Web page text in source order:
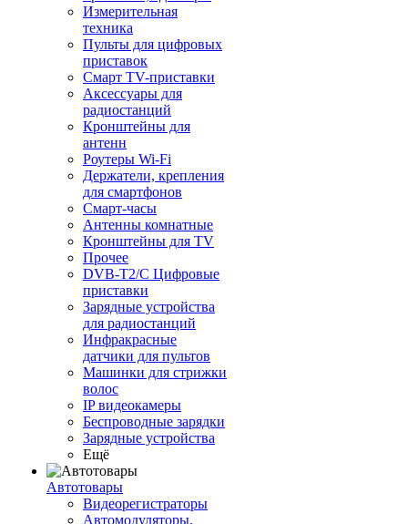
Измерительная
техника
Пульты для цифровых
приставок
Смарт ТV-приставки
Аксессуары для
радиостанций
Кронштейны для
антенн
Роутеры Wi-Fi
Держатели, крепления
для смартфонов
Смарт-часы
Антенны комнатные
Кронштейны для TV
Прочее
DVB-T2/C Цифровые
приставки
Зарядные устройства
для радиостанций
Инфракрасные
датчики для пультов
Машинки для стрижки
волос
IP видеокамеры
Беспроводные зарядки
Зарядные устройства
Ещё
Автотовары
Видеорегистраторы
Автомодуляторы,